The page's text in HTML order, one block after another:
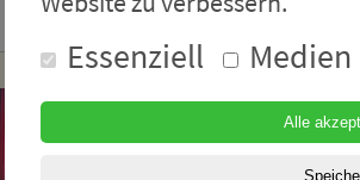
Essenziell Medien